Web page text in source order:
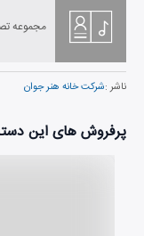
مجموعه
ناشر :شرکت خانه هنر جوان
پرفروش های این